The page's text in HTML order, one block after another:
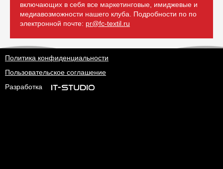
включающих в себя все маркетинговые, имиджевые и
медиавозможности нашего клуба. Подробности по по
электронной почте: pr@fc-textil.ru
Политика конфиденциальности
Пользовательское соглашение
Разработка